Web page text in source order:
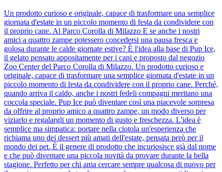
Un prodotto curioso e originale, capace di trasformare una semplice
giornata d'estate in un piccolo momento di festa da condividere con
il proprio cane. Al Parco Corolla di Milazzo E se anche i nostri
amici a quattro zampe potessero concedersi una pausa fresca e
golosa durante le calde giornate estive? È l'idea alla base di Pup Ice,
il gelato pensato appositamente per i cani e proposto dal negozio
Zoo Center del Parco Corolla di Milazzo. Un prodotto curioso e
originale, capace di trasformare una semplice giornata d'estate in un
piccolo momento di festa da condividere con il proprio cane. Perché,
quando arriva il caldo, anche i nostri fedeli compagni meritano una
coccola speciale. Pup Ice può diventare così una piacevole sorpresa
da offrire al proprio amico a quattro zampe, un modo diverso per
viziarlo e regalargli un momento di gusto e freschezza. L'idea è
semplice ma simpatica: portare nella ciotola un'esperienza che
richiama uno dei dessert più amati dell'estate, pensata però per il
mondo dei pet. È il genere di prodotto che incuriosisce già dal nome
e che può diventare una piccola novità da provare durante la bella
stagione. Perfetto per chi ama cercare sempre qualcosa di nuovo per